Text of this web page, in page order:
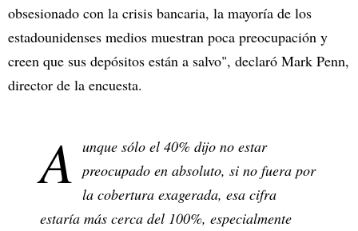
obsesionado con la crisis bancaria, la mayoría de los
estadounidenses medios muestran poca preocupación y
creen que sus depósitos están a salvo", declaró Mark Penn,
director de la encuesta.
A unque sólo el 40% dijo no estar
preocupado en absoluto, si no fuera por
la cobertura exagerada, esa cifra
estaría más cerca del 100%, especialmente